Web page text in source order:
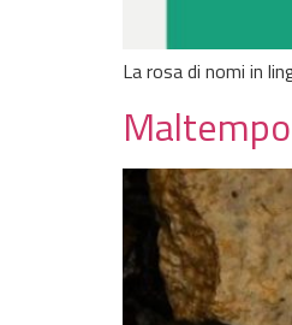
La rosa di nomi in